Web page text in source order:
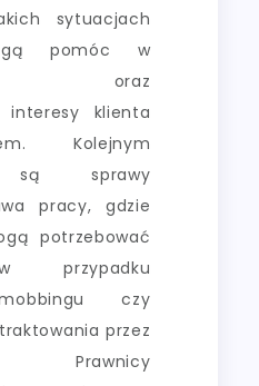
sytuacjach
pomóc w
oraz
interesy klienta
Kolejnym
są sprawy
pracy, gdzie
potrzebować
przypadku
czy
przez
Prawnicy